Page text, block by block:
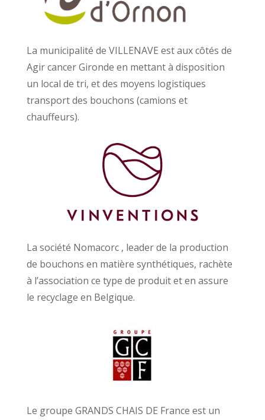
La municipalité de VILLENAVE est aux côtés de
Agir cancer Gironde en mettant à disposition
un local de tri, et des moyens logistiques
transport des bouchons (camions et
chauffeurs).
La société Nomacorc , leader de la production
de bouchons en matière synthétiques, rachète
à l’association ce type de produit et en assure
le recyclage en Belgique.
Le groupe GRANDS CHAIS DE France est un